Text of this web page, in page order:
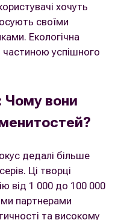
хочуть
своїми
Екологічна
частиною успішного
Чому вони
дедалі більше
Ці творці
від 1 000 до 100 000
партнерами
та високому